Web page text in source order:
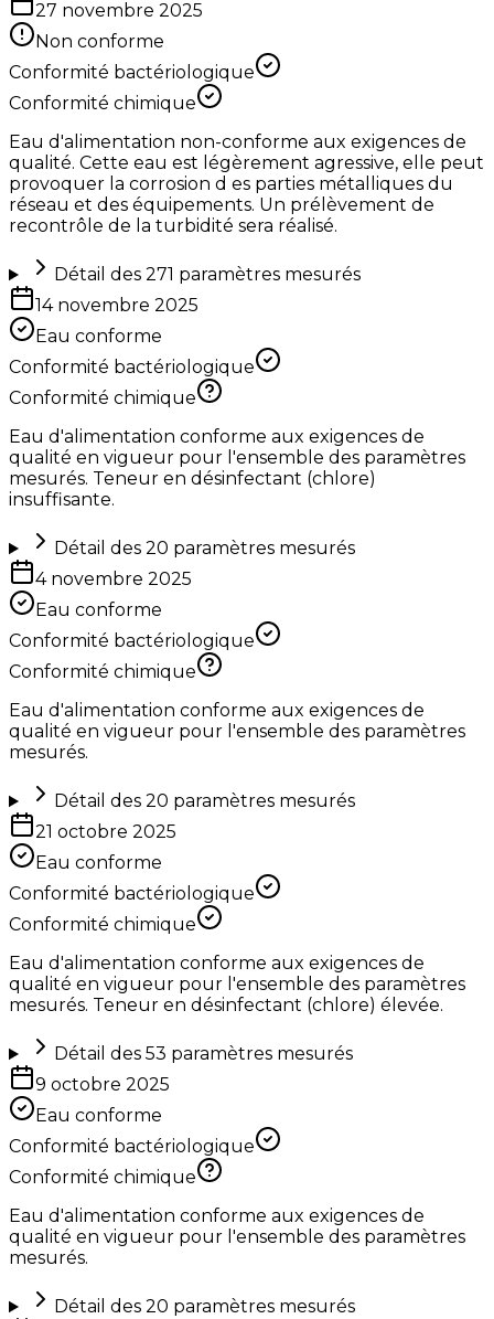
27 novembre 2025
Non conforme
Conformité bactériologique
Conformité chimique
Eau d'alimentation non-conforme aux exigences de
qualité. Cette eau est légèrement agressive, elle peut
provoquer la corrosion d es parties métalliques du
réseau et des équipements. Un prélèvement de
recontrôle de la turbidité sera réalisé.
Détail des 271 paramètres mesurés
14 novembre 2025
Eau conforme
Conformité bactériologique
Conformité chimique
Eau d'alimentation conforme aux exigences de
qualité en vigueur pour l'ensemble des paramètres
mesurés. Teneur en désinfectant (chlore)
insuffisante.
Détail des 20 paramètres mesurés
4 novembre 2025
Eau conforme
Conformité bactériologique
Conformité chimique
Eau d'alimentation conforme aux exigences de
qualité en vigueur pour l'ensemble des paramètres
mesurés.
Détail des 20 paramètres mesurés
21 octobre 2025
Eau conforme
Conformité bactériologique
Conformité chimique
Eau d'alimentation conforme aux exigences de
qualité en vigueur pour l'ensemble des paramètres
mesurés. Teneur en désinfectant (chlore) élevée.
Détail des 53 paramètres mesurés
9 octobre 2025
Eau conforme
Conformité bactériologique
Conformité chimique
Eau d'alimentation conforme aux exigences de
qualité en vigueur pour l'ensemble des paramètres
mesurés.
Détail des 20 paramètres mesurés